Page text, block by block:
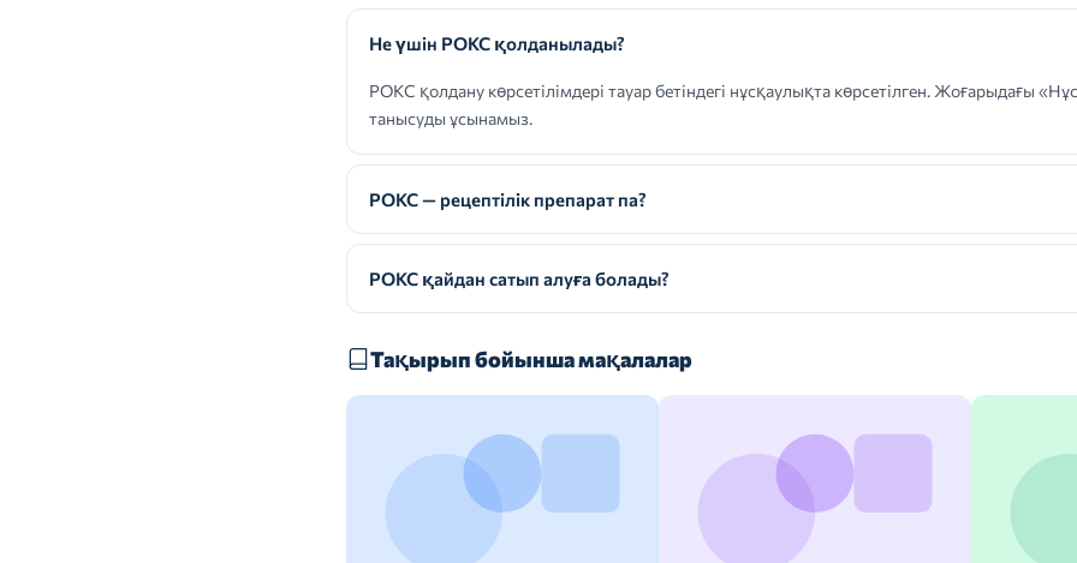
Не үшін РОКС қолданылады?
РОКС қолдану көрсетілімдері тауар бетіндегі нұсқаулықта көрсетілген. Жоғарыдағы
танысуды ұсынамыз.
РОКС — рецептілік препарат па?
РОКС қайдан сатып алуға болады?
Тақырып бойынша мақалалар